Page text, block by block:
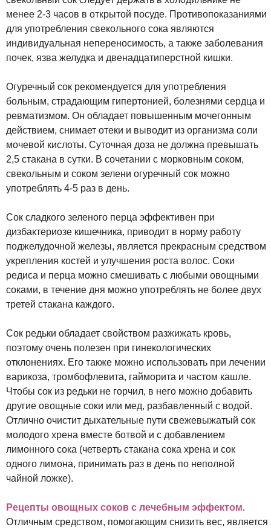
менее 2-3 часов в открытой посуде. Противопоказаниями
для употребления свекольного сока являются
индивидуальная непереносимость, а также заболевания
почек, язва желудка и двенадцатиперстной кишки.
Огуречный сок рекомендуется для употребления
больным, страдающим гипертонией, болезнями сердца и
ревматизмом. Он обладает повышенным мочегонным
действием, снимает отеки и выводит из организма соли
мочевой кислоты. Суточная доза не должна превышать
2,5 стакана в сутки. В сочетании с морковным соком,
свекольным и соком зелени огуречный сок можно
употреблять 4-5 раз в день.
Сок сладкого зеленого перца эффективен при
дизбактериозе кишечника, приводит в норму работу
поджелудочной железы, является прекрасным средством
укрепления костей и улучшения роста волос. Соки
редиса и перца можно смешивать с любыми овощными
соками, в течение дня можно употреблять не более двух
третей стакана каждого.
Сок редьки обладает свойством разжижать кровь,
поэтому очень полезен при гинекологических
отклонениях. Его также можно использовать при лечении
варикоза, тромбофлевита, гайморита и частом кашле.
Чтобы сок из редьки не горчил, в него можно добавить
другие овощные соки или мед, разбавленный с водой.
Отлично очистит дыхательные пути свежевыжатый сок
молодого хрена вместе ботвой и с добавлением
лимонного сока (четверть стакана сока хрена и сок
одного лимона, принимать раз в день по неполной
чайной ложке).
Рецепты овощных соков с лечебным эффектом.
Отличным средством, помогающим снизить вес, является